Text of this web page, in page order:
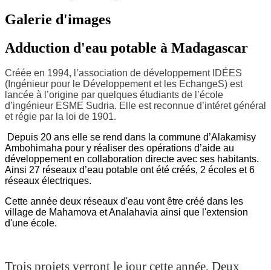
Galerie d'images
Adduction d'eau potable à Madagascar
Créée en 1994, l’association de développement IDÉES
(Ingénieur pour le Développement et les EchangeS) est
lancée à l’origine par quelques étudiants de l’école
d’ingénieur ESME Sudria. Elle est reconnue d’intéret général
et régie par la loi de 1901.
Depuis 20 ans elle se rend dans la commune d’Alakamisy
Ambohimaha pour y réaliser des opérations d’aide au
développement en collaboration directe avec ses habitants.
Ainsi 27 réseaux d’eau potable ont été créés, 2 écoles et 6
réseaux électriques.
Cette année deux réseaux d'eau vont être créé dans les
village de Mahamova et Analahavia ainsi que l'extension
d'une école.
Trois projets verront le jour cette année. Deux